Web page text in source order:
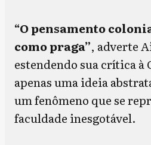
“O pensamento
como praga”, adverte
estendendo sua crítica à
apenas uma ideia
um fenômeno que se
faculdade inesgotável.